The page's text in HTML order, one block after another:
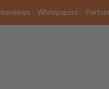
Whitepapers